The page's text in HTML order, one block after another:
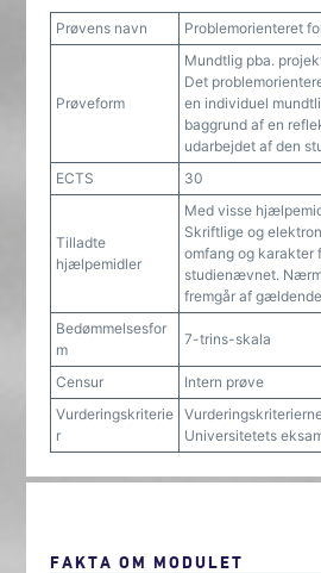
Prøvens navn Problemorienteret
Prøveform
Mundtlig pba.
Det
en individuel
baggrund af en
udarbejdet af den
ECTS
30
Tilladte
hjælpemidler
Med visse
Skriftlige og
omfang og
studienævnet.
fremgår af
Bedømmelsesfor
m
7-trins-skala
Censur
Intern prøve
Vurderingskriterie
r
Universitetets
FAKTA OM MODULET